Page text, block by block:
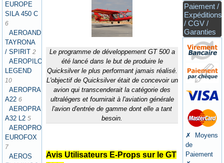
EUROPE
SILA 450 C
6
AEROANDINA
TAYRONA
/ SPIRIT 2
AEROPILOT
LEGEND
10
AEROPRAKT
A22 6
AEROPRAKT
A32 L2 5
AEROPRO
EUROFOX
7
AEROS
Le programme de développement GT 500 a
été lancé dans le but de produire le
Quicksilver le plus performant jamais réalisé.
L'objectif de Quicksilver était de concevoir un
avion qui transcenderait la catégorie des
ultralégers et fournirait à l'aviation générale
l'avion d'entrée de gamme dont elle a tant
besoin.
Avis Utilisateurs E-Props sur le GT
Paiement /
Expéditions
/ CGV /
Garanties
✗ Moyens
de
Paiement